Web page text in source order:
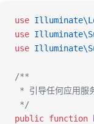
use
use
use
/**
* 引导任何应用服
*/
public function